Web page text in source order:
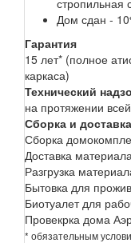
Дом сдан -
Гарантия
15 лет* (полное
каркаса)
Технический
на протяжении
Сборка и доставка
Сборка
Доставка материала
Разгрузка
Бытовка для
Биотуалет для
Провекрка дома
* обязательным